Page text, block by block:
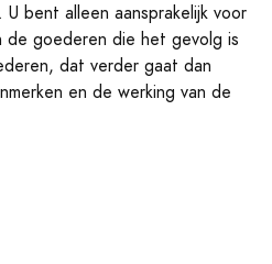
bent alleen aansprakelijk voor
de goederen die het gevolg is
dat verder gaat dan
en de werking van de